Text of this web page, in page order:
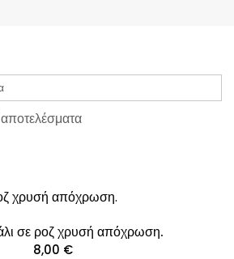
Sorted
σε ροζ χρυσή απόχρωση.
8,00 €